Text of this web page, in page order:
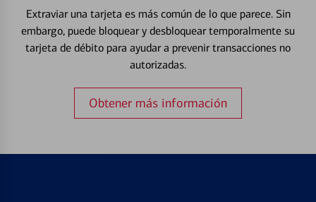
Extraviar una tarjeta es más común de lo que parece. Sin
embargo, puede bloquear y desbloquear temporalmente su
tarjeta de débito para ayudar a prevenir transacciones no
autorizadas.
Obtener más información